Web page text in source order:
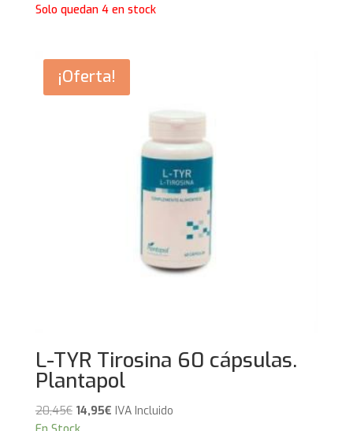
precio
6,95€.
precio
5,95€.
Solo quedan 4 en stock
¡Oferta!
L-TYR Tirosina 60 cápsulas.
Plantapol
20,45€ El
14,95€ElIVA Incluido